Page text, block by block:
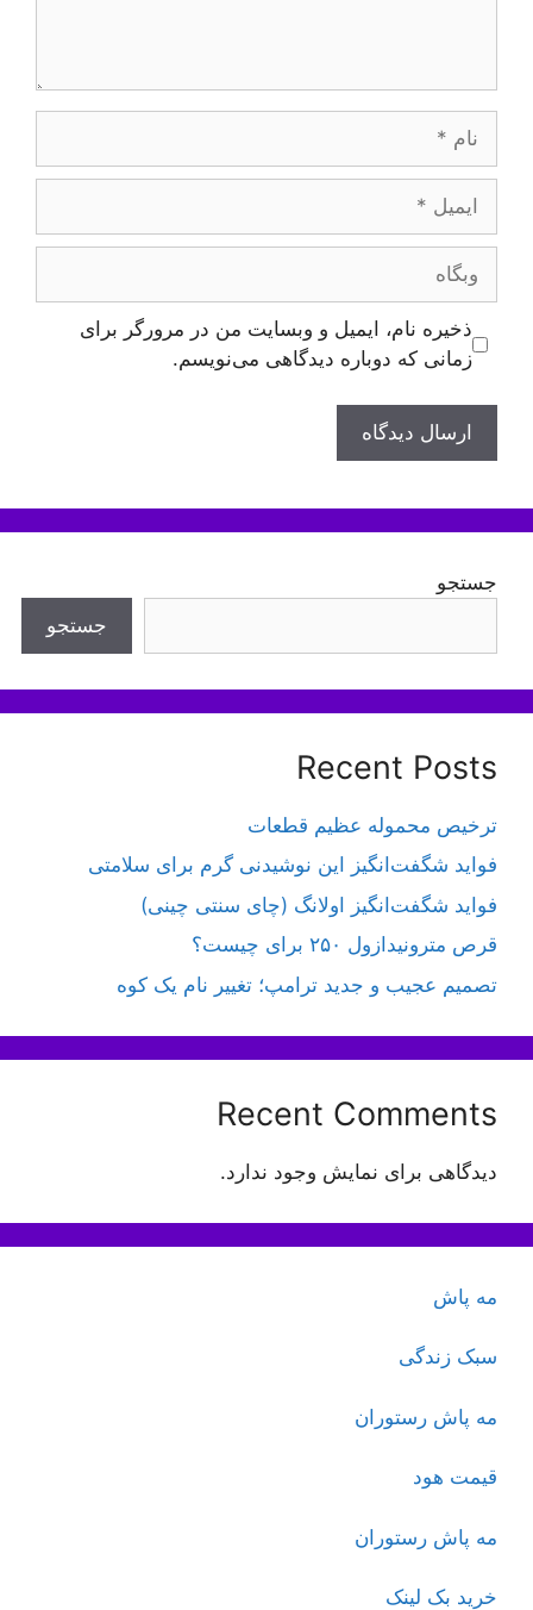
ایمیل
وبگاه
ذخیره نام، ایمیل و وبسایت من در مرورگر برای
زمانی که دوباره دیدگاهی می‌نویسم.
جستجو
جستجو
Recent Posts
ترخیص محموله عظیم قطعات
فواید شگفت‌انگیز این نوشیدنی گرم برای سلامتی
فواید شگفت‌انگیز اولانگ (چای سنتی چینی)
قرص مترونیدازول ۲۵۰ برای چیست؟
تصمیم عجیب و جدید ترامپ؛ تغییر نام یک کوه
Recent Comments
دیدگاهی برای نمایش وجود ندارد.
مه پاش
سبک زندگی
مه پاش رستوران
قیمت هود
مه پاش رستوران
خرید بک لینک